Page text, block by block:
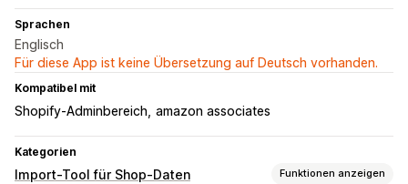
Sprachen
Englisch
Für diese App ist keine Übersetzung auf Deutsch vorhanden.
Kompatibel mit
Shopify-Adminbereich amazon associates
Kategorien
Import-Tool für Shop-Daten Funktionen anzeigen